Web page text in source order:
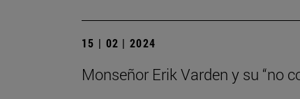
15 | 02 | 2024
Monseñor Erik Varden y su “no